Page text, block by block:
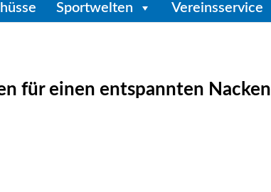
Sportwelten Vereinsservice
für einen entspannten Nacken